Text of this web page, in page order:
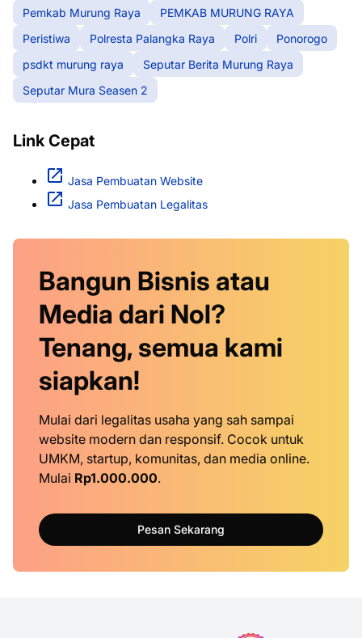
Pemkab Murung Raya
PEMKAB MURUNG RAYA
Peristiwa
Polresta Palangka Raya Polri
Ponorogo
psdkt murung raya
Seputar Berita Murung Raya
Seputar Mura Seasen 2
Link Cepat
Jasa Pembuatan Website
Jasa Pembuatan Legalitas
Bangun Bisnis atau
Media dari Nol?
Tenang, semua kami
siapkan!
Mulai dari legalitas usaha yang sah sampai
website modern dan responsif. Cocok untuk
UMKM, startup, komunitas, dan media online.
Mulai Rp1.000.000.
Pesan Sekarang